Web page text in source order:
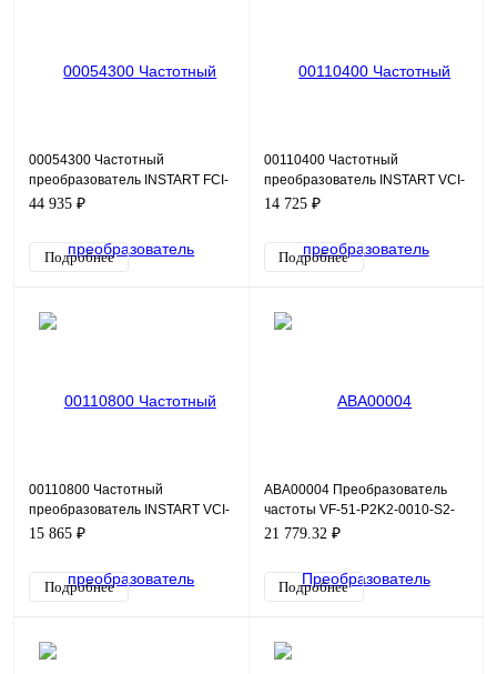
00054300 Частотный
преобразователь INSTART FCI-
G2.2-4B, 380В, 2,2кВт, 5,1А
44 935 ₽
Подробнее
00110400 Частотный
преобразователь INSTART VCI-
G2.2-2B, 220В, 2,2кВт, 9,6А
14 725 ₽
Подробнее
00110800 Частотный
преобразователь INSTART VCI-
G2.2-4B, 380В, 2,2кВт, 5,1А
15 865 ₽
Подробнее
ABA00004 Преобразователь
частоты VF-51-P2K2-0010-S2-
E20-B-H, 220В, 2,2кВт, 10А
21 779.32 ₽
Подробнее